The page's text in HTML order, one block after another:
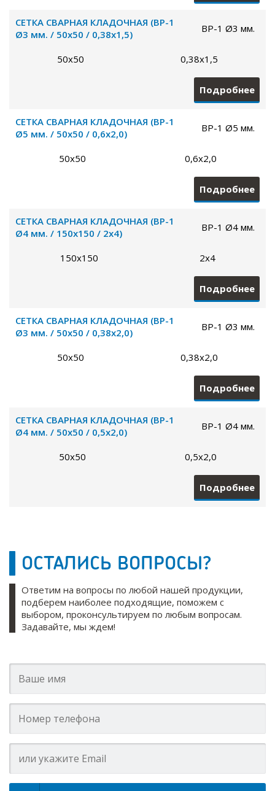
СЕТКА СВАРНАЯ КЛАДОЧНАЯ (ВР-1
Ø3 мм. / 50х50 / 0,38х1,5)
ВР-1 Ø3 мм.
50х50 0,38х1,5
Подробнее
СЕТКА СВАРНАЯ КЛАДОЧНАЯ (ВР-1
Ø5 мм. / 50х50 / 0,6х2,0)
ВР-1 Ø5 мм.
50х50 0,6х2,0
Подробнее
СЕТКА СВАРНАЯ КЛАДОЧНАЯ (ВР-1
Ø4 мм. / 150х150 / 2х4)
ВР-1 Ø4 мм.
150х150 2х4
Подробнее
СЕТКА СВАРНАЯ КЛАДОЧНАЯ (ВР-1
Ø3 мм. / 50х50 / 0,38х2,0)
ВР-1 Ø3 мм.
50х50 0,38х2,0
Подробнее
СЕТКА СВАРНАЯ КЛАДОЧНАЯ (ВР-1
Ø4 мм. / 50х50 / 0,5х2,0)
ВР-1 Ø4 мм.
50х50 0,5х2,0
Подробнее
ОСТАЛИСЬ ВОПРОСЫ?
Ответим на вопросы по любой нашей продукции,
подберем наиболее подходящие, поможем с
выбором, проконсультируем по любым вопросам.
Задавайте, мы ждем!